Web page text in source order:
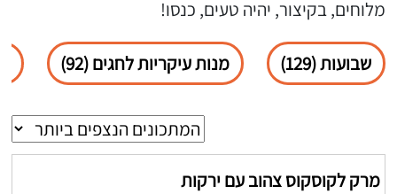
מלוחים, בקיצור, יהיה טעים, כנסו!
שבועות (129) מנות עיקריות לחגים (92)
מרק לקוסקוס צהוב עם ירקות